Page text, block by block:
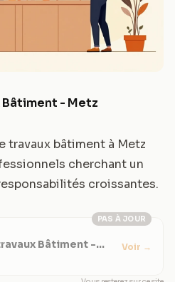
- Metz
travaux bâtiment à Metz
cherchant un
croissantes.
PAS À JOUR
Bâtiment -
Voir →